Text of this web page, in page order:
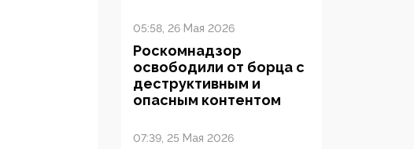
05:58, 26 Мая 2026
Роскомнадзор
освободили от борца с
деструктивным и
опасным контентом
07:39, 25 Мая 2026